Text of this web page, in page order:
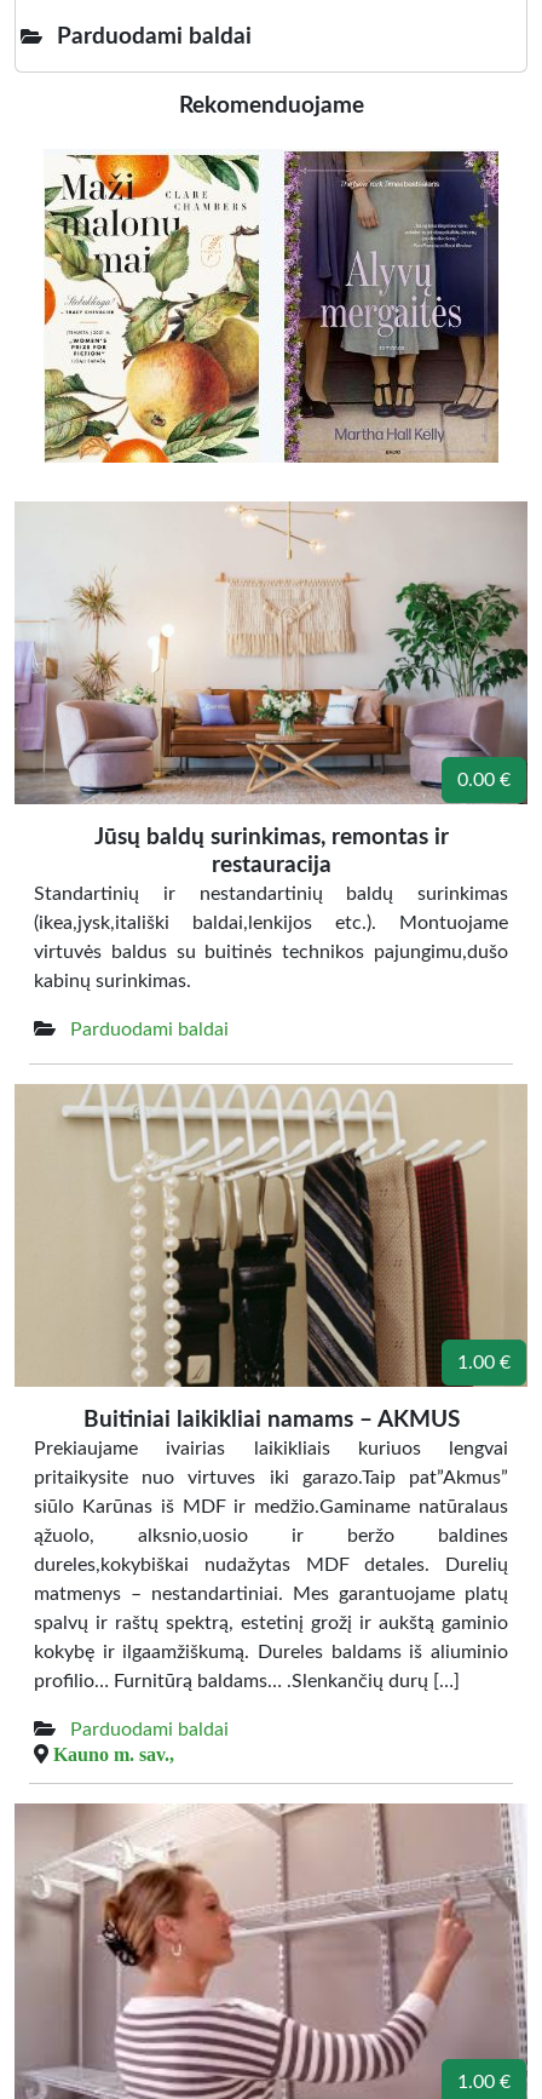
Parduodami baldai
Rekomenduojame
0.00 €
Jūsų baldų surinkimas, remontas ir
restauracija
Standartinių ir nestandartinių baldų surinkimas
(ikea,jysk,itališki baldai,lenkijos etc.). Montuojame
virtuvės baldus su buitinės technikos pajungimu,dušo
kabinų surinkimas.
Parduodami baldai
1.00 €
Buitiniai laikikliai namams – AKMUS
Prekiaujame ivairias laikikliais kuriuos lengvai
pritaikysite nuo virtuves iki garazo.Taip pat”Akmus”
siūlo Karūnas iš MDF ir medžio.Gaminame natūralaus
ąžuolo, alksnio,uosio ir beržo baldines
dureles,kokybiškai nudažytas MDF detales. Durelių
matmenys – nestandartiniai. Mes garantuojame platų
spalvų ir raštų spektrą, estetinį grožį ir aukštą gaminio
kokybę ir ilgaamžiškumą. Dureles baldams iš aliuminio
profilio… Furnitūrą baldams… .Slenkančių durų […]
Parduodami baldai
Kauno m. sav.,
1.00 €